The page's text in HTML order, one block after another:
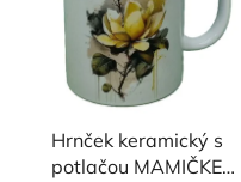
Hrnček keramický s
potlačou MAMIČKE